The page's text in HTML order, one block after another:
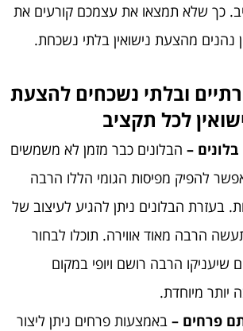
כך שלא תמצאו את עצמכם קורעים את
נהנים מהצעת נישואין בלתי נשכחת.
ובלתי נשכחים להצעת
לכל תקציב
– הבלונים כבר מזמן לא משמשים
להפיק מפיסות הגומי הללו הרבה
בעזרת הבלונים ניתן להגיע לעיצוב של
הרבה מאוד אווירה. תוכלו לבחור
שיעניקו הרבה רושם ויופי במקום
מיוחדת.
פרחים – באמצעות פרחים ניתן ליצור